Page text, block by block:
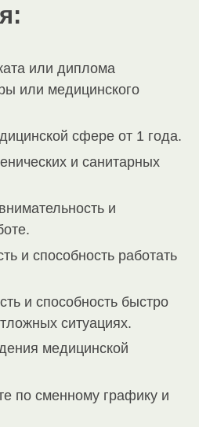
или диплома
или медицинского
сфере от 1 года.
и санитарных
и
и способность работать
и способность быстро
ситуациях.
медицинской
по сменному графику и